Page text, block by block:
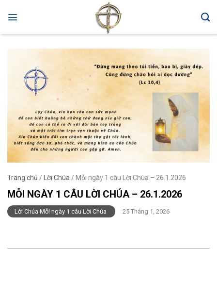
Trang chủ / Lời Chúa / Mỗi ngày 1 câu Lời Chúa – 26.1.2026
MỖI NGÀY 1 CÂU LỜI CHÚA – 26.1.2026
Lời Chúa Mỗi ngày 1 câu Lời Chúa 25 Tháng 1, 2026